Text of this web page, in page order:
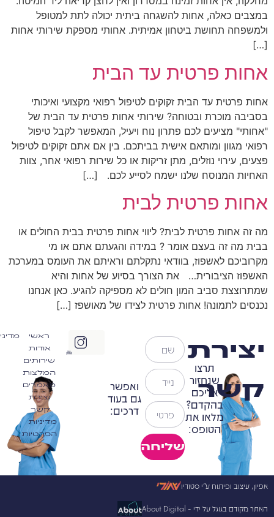
במצבים כאלה, אחות להשגחה ביתית יכולה לתת למטופל
ולמשפחה תחושת ביטחון אמיתית. אחותי מספקת שירותי אחות
[…]
אחות פרטית עד הבית
אחות פרטית עד הבית זקוקים לטיפול רפואי מקצועי ואיכותי
בסביבה מוכרת ובטוחה? שירותי אחות פרטית עד הבית של
"אחותי" מציעים לכם פתרון נוח ויעיל, המאפשר לקבל טיפול
רפואי מגוון ומותאם אישית בביתכם. בין אם אתם זקוקים לטיפול
פצעים, עירוי נוזלים, מתן זריקות או כל שירות רפואי אחר, צוות
האחיות המנוסח שלנו ישמח לסייע לכם. […]
אחות פרטית לבית
מה זה אחות פרטית לבית? ליווי אחות פרטית בבית החולים או
בבית מה זה בעצם אומר ? במידה והגעתם אתם או מי
מקרוביכם לאשפוז, בוודאי נתקלתם וראיתם את העומס במערכת
האשפוז הציבורית… את הצורך בסיוע של אחות והיא
שמתרוצצת סביב המון חולים לא מספיקה להגיע. כאן אנחנו
נכנסים לתמונה! אחות פרטית לצידו של מאושפז […]
יצירת
קשר
תרצו
שנחזור
אליכם
בהקדם?
מלאו את
הטופס:
שליחה
ואפשר
גם בעוד
דרכים:
ראשי
אודות
שירותים
המלצות
מאמרים
יצירת
קשר
מדיניות
הפרטיות
אפיון, עיצוב ופיתוח ע״י סטודיו
האתר מקודם בגוגל על ידי​ - About Digital